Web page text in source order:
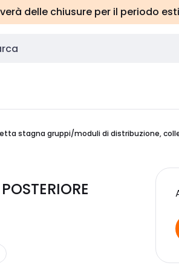
delle chiusure per il periodo
stagna gruppi/moduli di distribuzione,